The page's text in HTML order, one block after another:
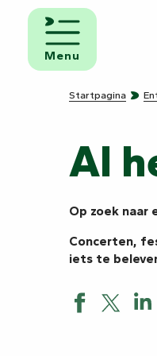
contenu
principal
Menu
Logies en
ontbijt
Startpagina
Al
Op zoek naar
Concerten,
iets te